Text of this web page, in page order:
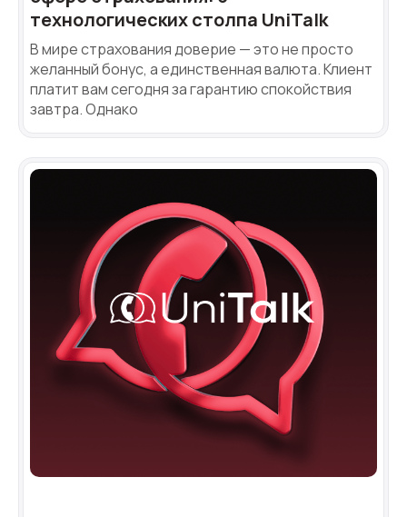
технологических столпа UniTalk
В мире страхования доверие — это не просто
желанный бонус, а единственная валюта. Клиент
платит вам сегодня за гарантию спокойствия
завтра. Однако